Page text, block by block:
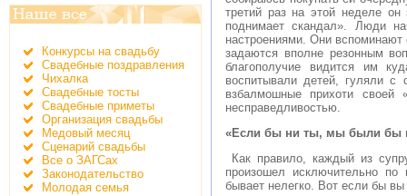
Конкурсы на свадьбу
Свадебные поздравления
Чихалка
Свадебные тосты
Свадебные приметы
Организация свадьбы
Медовый месяц
Сценарий свадьбы
Все о ЗАГСах
Законодательство
Молодая семья
третий раз на этой неделе он
поднимает скандал». Люди
настроениями. Они
задаются вполне резонным
благополучие видится им
воспитывали детей, гуляли с
взбалмошные прихоти своей
несправедливостью.
«Если бы ни ты, мы были бы
Как правило, каждый из
произошел исключительно по
бывает нелегко. Вот если бы